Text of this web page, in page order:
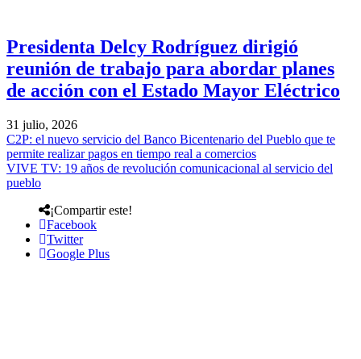
Presidenta Delcy Rodríguez dirigió
reunión de trabajo para abordar planes
de acción con el Estado Mayor Eléctrico
31 julio, 2026
C2P: el nuevo servicio del Banco Bicentenario del Pueblo que te
permite realizar pagos en tiempo real a comercios
VIVE TV: 19 años de revolución comunicacional al servicio del
pueblo
¡Compartir este!
Facebook
Twitter
Google Plus